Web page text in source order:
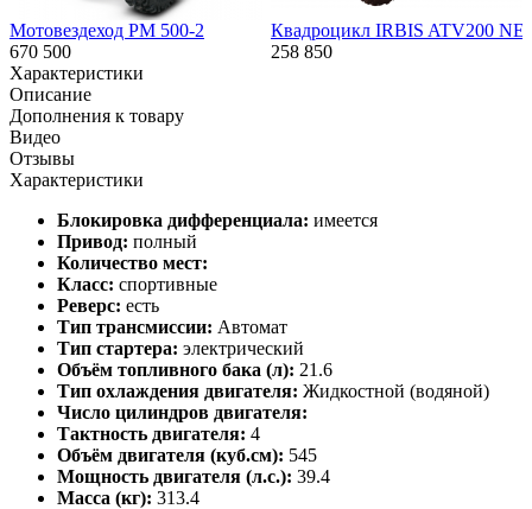
Мотовездеход РМ 500-2
670 500
Квадроцикл IRBIS ATV200
258 850
Характеристики
Описание
Дополнения к товару
Видео
Отзывы
Характеристики
Блокировка дифференциала: имеется
Привод: полный
Количество мест:
Класс: спортивные
Реверс: есть
Тип трансмиссии: Автомат
Тип стартера: электрический
Объём топливного бака (л): 21.6
Тип охлаждения двигателя: Жидкостной (водяной)
Число цилиндров двигателя:
Тактность двигателя: 4
Объём двигателя (куб.см): 545
Мощность двигателя (л.с.): 39.4
Масса (кг): 313.4